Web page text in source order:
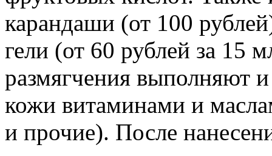
карандаши (от 100
гели (от 60 рублей за 15
размягчения выполняют
кожи витаминами и
и прочие). После